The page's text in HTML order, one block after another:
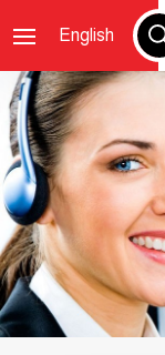
English